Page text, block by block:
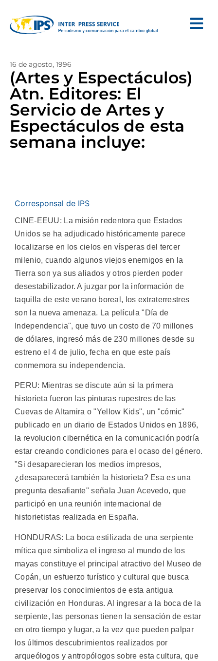
16 de agosto, 1996
(Artes y Espectáculos)
Atn. Editores: El
Servicio de Artes y
Espectáculos de esta
semana incluye:
Corresponsal de IPS
CINE-EEUU: La misión redentora que Estados
Unidos se ha adjudicado históricamente parece
localizarse en los cielos en vísperas del tercer
milenio, cuando algunos viejos enemigos en la
Tierra son ya sus aliados y otros pierden poder
desestabilizador. A juzgar por la información de
taquilla de este verano boreal, los extraterrestres
son la nueva amenaza. La película "Día de
Independencia", que tuvo un costo de 70 millones
de dólares, ingresó más de 230 millones desde su
estreno el 4 de julio, fecha en que este país
conmemora su independencia.
PERU: Mientras se discute aún si la primera
historieta fueron las pinturas rupestres de las
Cuevas de Altamira o "Yellow Kids", un "cómic"
publicado en un diario de Estados Unidos en 1896,
la revolucion cibernética en la comunicación podría
estar creando condiciones para el ocaso del género.
"Si desaparecieran los medios impresos,
¿desaparecerá también la historieta? Esa es una
pregunta desafiante" señala Juan Acevedo, que
participó en una reunión internacional de
historietistas realizada en España.
HONDURAS: La boca estilizada de una serpiente
mítica que simboliza el ingreso al mundo de los
mayas constituye el principal atractivo del Museo de
Copán, un esfuerzo turístico y cultural que busca
preservar los conocimientos de esta antigua
civilización en Honduras. Al ingresar a la boca de la
serpiente, las personas tienen la sensación de estar
en otro tiempo y lugar, a la vez que pueden palpar
los últimos descubrimientos realizados por
arqueólogos y antropólogos sobre esta cultura, que